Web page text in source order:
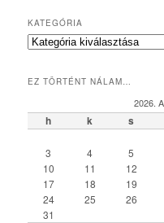
KATEGÓRIA
K
e
r
EZ TÖRTÉNT NÁLAM…
2026.
h k s
3
4 5
10
11 12
17
18 19
24
25 26
31